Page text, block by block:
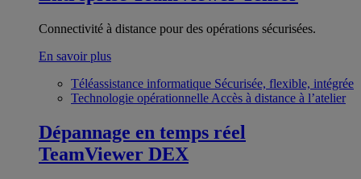
Connectivité à distance pour des opérations sécurisées.
En savoir plus
Téléassistance informatique Sécurisée, flexible, intégrée
Technologie opérationnelle Accès à distance à l’atelier
Dépannage en temps réel
TeamViewer DEX